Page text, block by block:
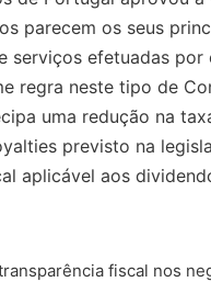
parecem os seus
efetuadas
regra neste tipo de
uma redução na
previsto na
aplicável aos
fiscal nos